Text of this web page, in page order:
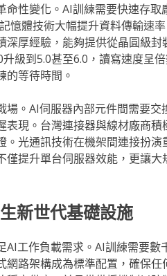
命性變化。AI訓練需要快速存
憶體技術大幅提升資料傳輸速
深厚經驗，能夠提供從晶圓級
級到5.0甚至6.0，讀寫速度呈
的等待時間。
。AI伺服器內部元件間需要交
表現。台灣連接器與線材廠商
。光通訊技術在機架間連接扮
僅提升單台伺服器效能，更讓
新世代基礎設施
AI工作負載需求。AI訓練需要數
網路架構成為標準配置，確保